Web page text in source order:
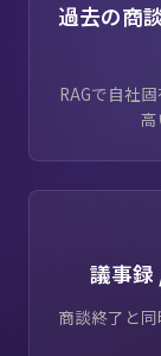
過去の商
RAGで自社
高
議事録
商談終了と